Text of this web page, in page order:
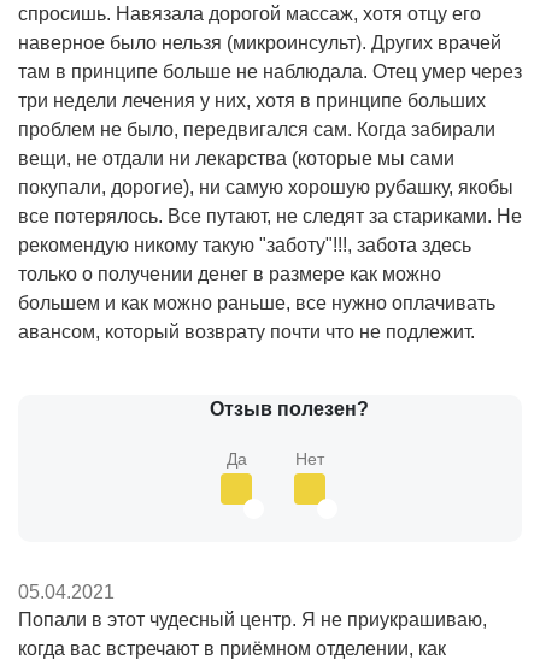
спросишь. Навязала дорогой массаж, хотя отцу его
наверное было нельзя (микроинсульт). Других врачей
там в принципе больше не наблюдала. Отец умер через
три недели лечения у них, хотя в принципе больших
проблем не было, передвигался сам. Когда забирали
вещи, не отдали ни лекарства (которые мы сами
покупали, дорогие), ни самую хорошую рубашку, якобы
все потерялось. Все путают, не следят за стариками. Не
рекомендую никому такую "заботу"!!!, забота здесь
только о получении денег в размере как можно
большем и как можно раньше, все нужно оплачивать
авансом, который возврату почти что не подлежит.
Отзыв полезен?
Да Нет
05.04.2021
Попали в этот чудесный центр. Я не приукрашиваю,
когда вас встречают в приёмном отделении, как